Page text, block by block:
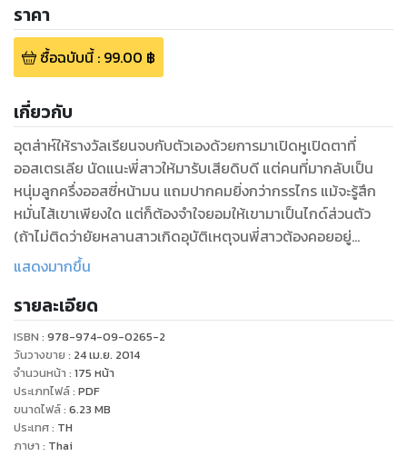
ราคา
ซื้อฉบับนี้: 99.00 ฿
เกี่ยวกับ
อุตส่าห์ให้รางวัลเรียนจบกับตัวเองด้วยการมาเปิดหูเปิดตาที่
ออสเตรเลีย นัดแนะพี่สาวให้มารับเสียดิบดี แต่คนที่มากลับเป็น
หนุ่มลูกครึ่งออสซี่หน้ามน แถมปากคมยิ่งกว่ากรรไกร แม้จะรู้สึก
หมั่นไส้เขาเพียงใด แต่ก็ต้องจำใจยอมให้เขามาเป็นไกด์ส่วนตัว
(ถ้าไม่ติดว่ายัยหลานสาวเกิดอุบัติเหตุจนพี่สาวต้องคอยอยู่
พยาบาลแล้วล่ะก็ เธอไม่มีวันใช้บริการไกด์ (ผี) คนนี้แน่นอน เชอะ)
ให้ต้องเหน็บกันนิด หยอกกันแรงไปหน่อย แต่ก็ได้เรียนรู้นิสัยใจคอ
เขาว่าดีอยู่ไม่ใช่น้อย และค่อยๆ เริ่มมีเงาของใครคนนั้นข้างในหัวใจ
...และพอยิ่งใกล้จะถึงวันเดินทางกลับเมืองไทย เหตุไฉน...หัวใจเจ้า
กรรมมันไม่ยักอยากบินตามเจ้าตัว กลับมาด้วยล่ะเนี่ย เฮ้อ
แสดงมากขึ้น
รายละเอียด
ISBN : 978-974-09-0265-2
วันวางขาย : 24 เม.ย. 2014
จำนวนหน้า : 175 หน้า
ประเภทไฟล์: PDF
ขนาดไฟล์: 6.23 MB
ประเทศ: TH
ภาษา : Thai